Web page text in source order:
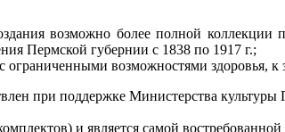
возможно более полной коллекции
Пермской губернии с 1838 по 1917 г.;
возможностями здоровья,
при поддержке Министерства культуры
и является самой